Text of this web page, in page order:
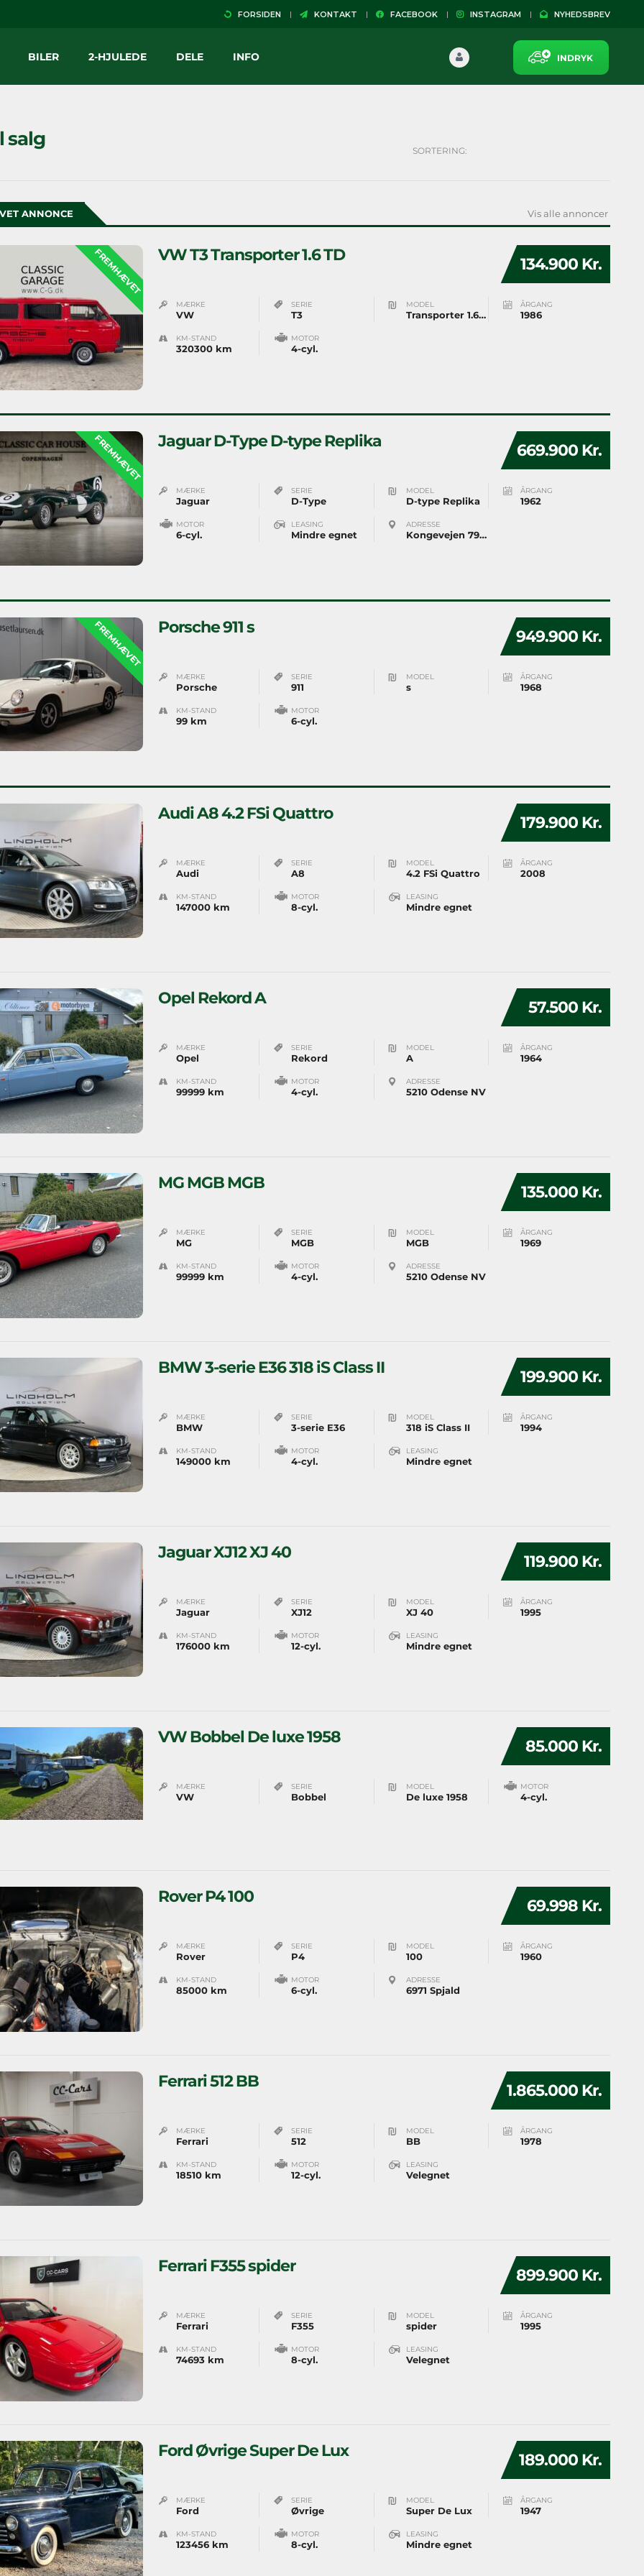
FORSIDEN KONTAKT FACEBOOK INSTAGRAM NYHEDSBREV
INDRYK
BILER 2-HJULEDE DELE INFO
salg
SORTERING:
ANNONCE Vis alle annoncer
FREMHÆVET 134.900 Kr.
VW T3 Transporter 1.6 TD
MÆRKE
VW
SERIE
T3
MODEL
Transporter 1.6 TD
ÅRGANG
1986
KM-STAND
320300 km
MOTOR
4-cyl.
FREMHÆVET 669.900 Kr.
Jaguar D-Type D-type Replika
MÆRKE
Jaguar
SERIE
D-Type
MODEL
D-type Replika
ÅRGANG
1962
MOTOR
6-cyl.
LEASING
Mindre egnet
ADRESSE
Kongevejen 79 2800 Kongens Lyngby
FREMHÆVET 949.900 Kr.
Porsche 911 s
MÆRKE
Porsche
SERIE
911
MODEL
s
ÅRGANG
1968
KM-STAND
99 km
MOTOR
6-cyl.
179.900 Kr.
Audi A8 4.2 FSi Quattro
MÆRKE
Audi
SERIE
A8
MODEL
4.2 FSi Quattro
ÅRGANG
2008
KM-STAND
147000 km
MOTOR
8-cyl.
LEASING
Mindre egnet
57.500 Kr.
Opel Rekord A
MÆRKE
Opel
SERIE
Rekord
MODEL
A
ÅRGANG
1964
KM-STAND
99999 km
MOTOR
4-cyl.
ADRESSE
5210 Odense NV
135.000 Kr.
MG MGB MGB
MÆRKE
MG
SERIE
MGB
MODEL
MGB
ÅRGANG
1969
KM-STAND
99999 km
MOTOR
4-cyl.
ADRESSE
5210 Odense NV
199.900 Kr.
BMW 3-serie E36 318 iS Class II
MÆRKE
BMW
SERIE
3-serie E36
MODEL
318 iS Class II
ÅRGANG
1994
KM-STAND
149000 km
MOTOR
4-cyl.
LEASING
Mindre egnet
119.900 Kr.
Jaguar XJ12 XJ 40
MÆRKE
Jaguar
SERIE
XJ12
MODEL
XJ 40
ÅRGANG
1995
KM-STAND
176000 km
MOTOR
12-cyl.
LEASING
Mindre egnet
85.000 Kr.
VW Bobbel De luxe 1958
MÆRKE
VW
SERIE
Bobbel
MODEL
De luxe 1958
MOTOR
4-cyl.
69.998 Kr.
Rover P4 100
MÆRKE
Rover
SERIE
P4
MODEL
100
ÅRGANG
1960
KM-STAND
85000 km
MOTOR
6-cyl.
ADRESSE
6971 Spjald
1.865.000 Kr.
Ferrari 512 BB
MÆRKE
Ferrari
SERIE
512
MODEL
BB
ÅRGANG
1978
KM-STAND
18510 km
MOTOR
12-cyl.
LEASING
Velegnet
899.900 Kr.
Ferrari F355 spider
MÆRKE
Ferrari
SERIE
F355
MODEL
spider
ÅRGANG
1995
KM-STAND
74693 km
MOTOR
8-cyl.
LEASING
Velegnet
189.000 Kr.
Ford Øvrige Super De Lux
MÆRKE
Ford
SERIE
Øvrige
MODEL
Super De Lux
ÅRGANG
1947
KM-STAND
123456 km
MOTOR
8-cyl.
LEASING
Mindre egnet